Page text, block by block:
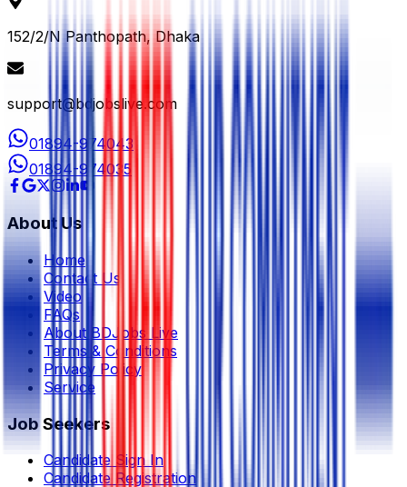
152/2/N Panthopath, Dhaka
support@bdjobslive.com
01894-974043
01894-974035
About Us
Home
Contact Us
Video
FAQs
About BDJobs Live
Terms & Conditions
Privacy Policy
Service
Job Seekers
Candidate Sign In
Candidate Registration